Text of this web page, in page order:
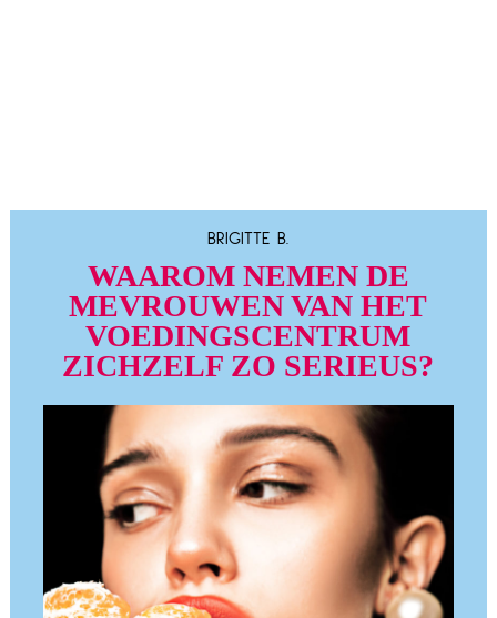
BRIGITTE B.
WAAROM NEMEN DE
MEVROUWEN VAN HET
VOEDINGSCENTRUM
ZICHZELF ZO SERIEUS?